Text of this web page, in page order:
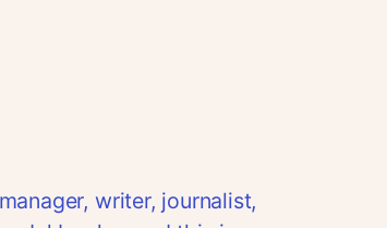
writer, journalist,